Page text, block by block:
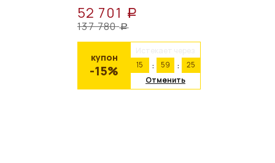
52 701 a
137 780 a
купон
-15%
15
59
24
Отменить